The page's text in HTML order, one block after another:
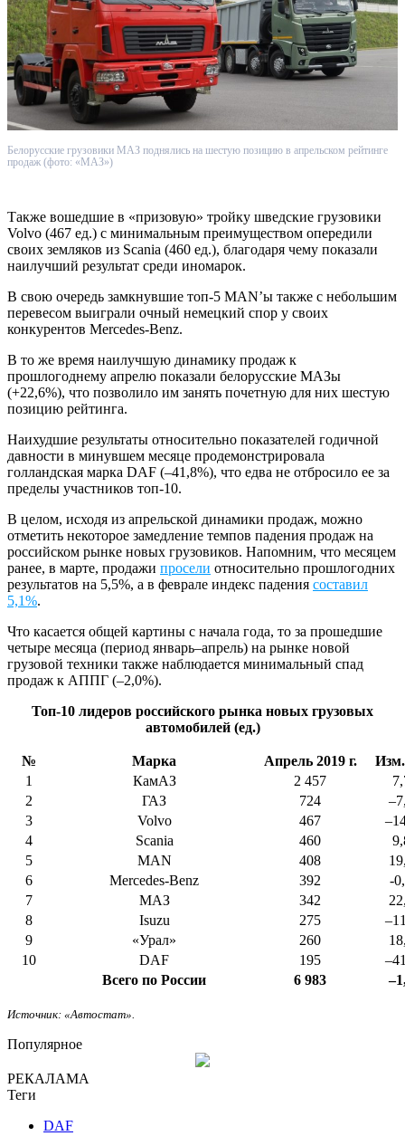
Белорусские грузовики МАЗ поднялись на шестую позицию в апрельском рейтинге
продаж (фото: «МАЗ»)
Также вошедшие в «призовую» тройку шведские грузовики
Volvo (467 ед.) с минимальным преимуществом опередили
своих земляков из Scania (460 ед.), благодаря чему показали
наилучший результат среди иномарок.
В свою очередь замкнувшие топ-5 MAN’ы также с небольшим
перевесом выиграли очный немецкий спор у своих
конкурентов Mercedes-Benz.
В то же время наилучшую динамику продаж к
прошлогоднему апрелю показали белорусские МАЗы
(+22,6%), что позволило им занять почетную для них шестую
позицию рейтинга.
Наихудшие результаты относительно показателей годичной
давности в минувшем месяце продемонстрировала
голландская марка DAF (–41,8%), что едва не отбросило ее за
пределы участников топ-10.
В целом, исходя из апрельской динамики продаж, можно
отметить некоторое замедление темпов падения продаж на
российском рынке новых грузовиков. Напомним, что месяцем
ранее, в марте, продажи просели относительно прошлогодних
результатов на 5,5%, а в феврале индекс падения составил
5,1%.
Что касается общей картины с начала года, то за прошедшие
четыре месяца (период январь–апрель) на рынке новой
грузовой техники также наблюдается минимальный спад
продаж к АППГ (–2,0%).
Топ-10 лидеров российского рынка новых грузовых
автомобилей (ед.)
№ Марка Апрель 2019 г.
1
КамАЗ 2 457
2
ГАЗ 724
3
Volvo 467
4
Scania 460
5
MAN 408
6
Mercedes-Benz 392
-
7
МАЗ 342
8
Isuzu 275
9
«Урал» 260
10
DAF 195
Всего по России
6 983
Источник: «Автостат».
Популярное
РЕКАЛАМА
Теги
DAF